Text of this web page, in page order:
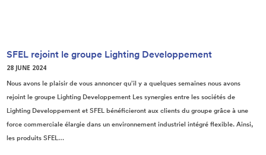
SFEL rejoint le groupe Lighting Developpement
28 JUNE 2024
Nous avons le plaisir de vous annoncer qu’il y a quelques semaines nous avons
rejoint le groupe Lighting Developpement Les synergies entre les sociétés de
Lighting Developpement et SFEL bénéficieront aux clients du groupe grâce à une
force commerciale élargie dans un environnement industriel intégré flexible. Ainsi,
les produits SFEL…